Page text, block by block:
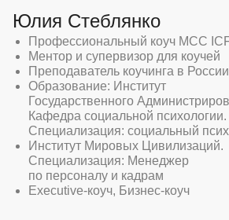
Юлия Стеблянко
Профессиональный коуч MCC
Ментор и супервизор для коучей
Преподаватель коучинга в России
Образование: Институт
Государственного
Кафедра социальной психологии.
Специализация: социальный
Институт Мировых Цивилизаций.
Специализация: Менеджер
по персоналу и кадрам
Executive-коуч, Бизнес-коуч